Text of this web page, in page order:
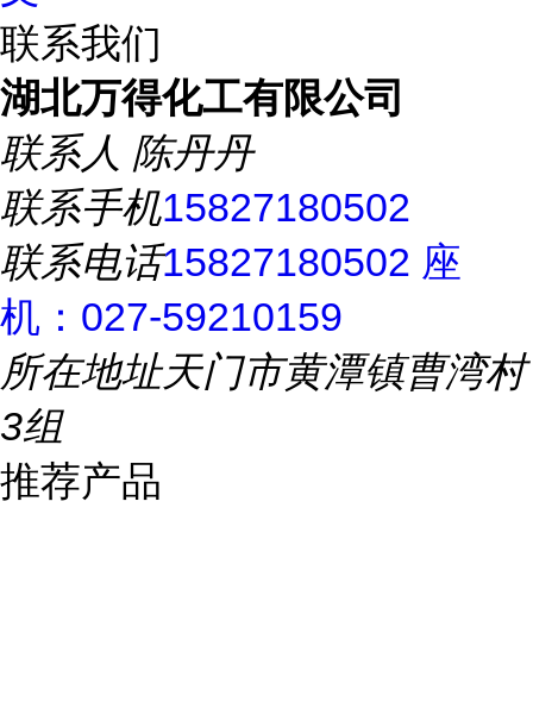
联系我们
湖北万得化工有限公司
联系人 陈丹丹
联系手机15827180502
联系电话15827180502 座
机：027-59210159
所在地址天门市黄潭镇曹湾村
3组
推荐产品